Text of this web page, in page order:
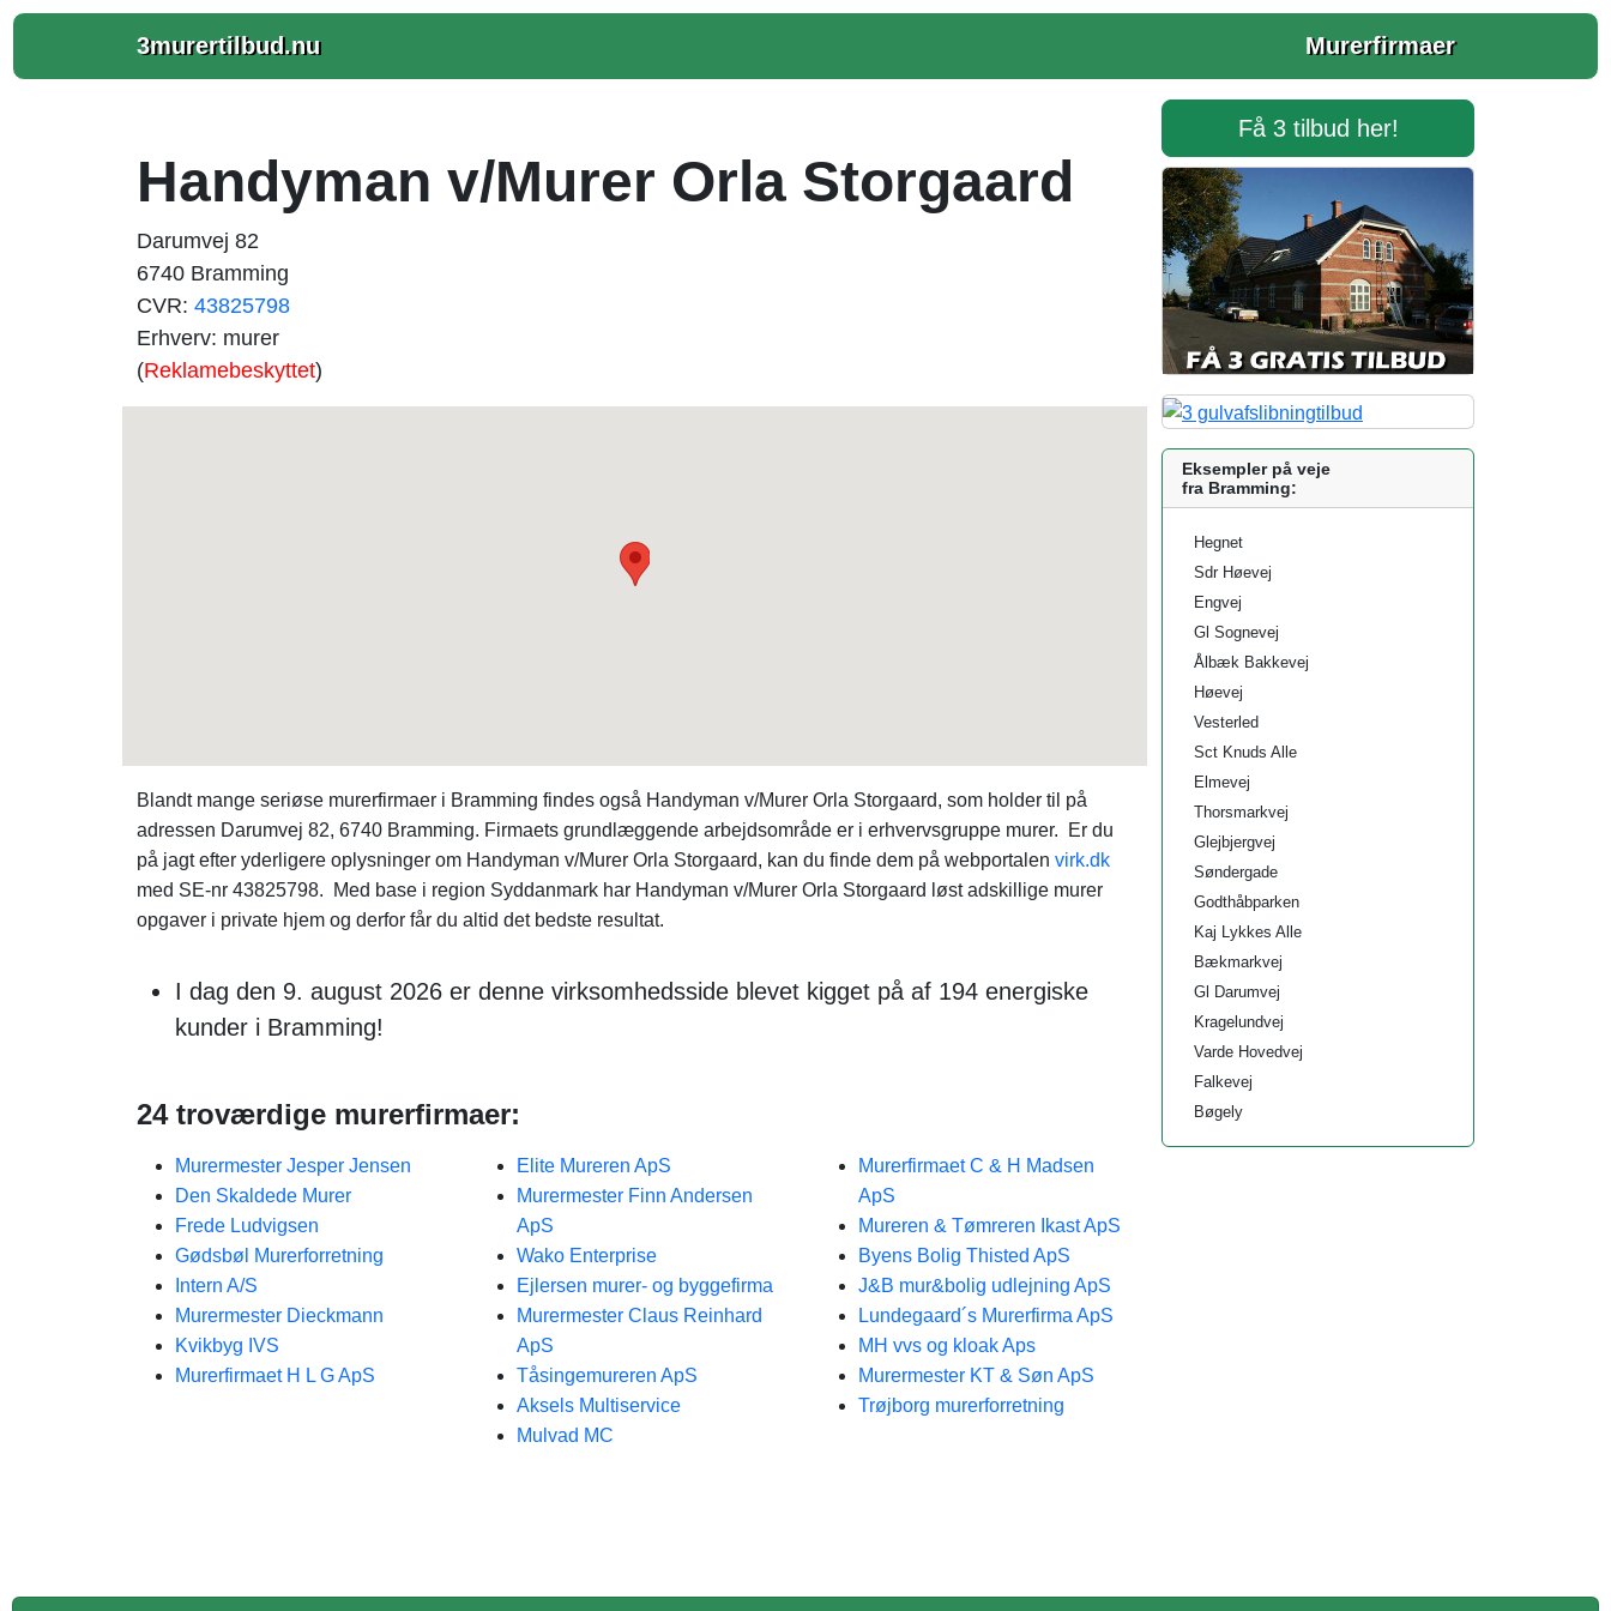
3murertilbud.nu Murerfirmaer
Handyman v/Murer Orla Storgaard
Darumvej 82
6740 Bramming
CVR: 43825798
Erhverv: murer
(Reklamebeskyttet)
Blandt mange seriøse murerfirmaer i Bramming findes også Handyman v/Murer Orla Storgaard, som holder til på
adressen Darumvej 82, 6740 Bramming. Firmaets grundlæggende arbejdsområde er i erhvervsgruppe murer. Er du
på jagt efter yderligere oplysninger om Handyman v/Murer Orla Storgaard, kan du finde dem på webportalen virk.dk
med SE-nr 43825798. Med base i region Syddanmark har Handyman v/Murer Orla Storgaard løst adskillige murer
opgaver i private hjem og derfor får du altid det bedste resultat.
I dag den 9. august 2026 er denne virksomhedsside blevet kigget på af 194 energiske
kunder i Bramming!
24 troværdige murerfirmaer:
Murermester Jesper Jensen
Den Skaldede Murer
Frede Ludvigsen
Gødsbøl Murerforretning
Intern A/S
Murermester Dieckmann
Kvikbyg IVS
Murerfirmaet H L G ApS
Elite Mureren ApS
Murermester Finn Andersen
ApS
Wako Enterprise
Ejlersen murer- og byggefirma
Murermester Claus Reinhard
ApS
Tåsingemureren ApS
Aksels Multiservice
Mulvad MC
Murerfirmaet C & H Madsen
ApS
Mureren & Tømreren Ikast ApS
Byens Bolig Thisted ApS
J&B mur&bolig udlejning ApS
Lundegaard´s Murerfirma ApS
MH vvs og kloak Aps
Murermester KT & Søn ApS
Trøjborg murerforretning
Få 3 tilbud her!
Eksempler på veje
fra Bramming:
Hegnet
Sdr Høevej
Engvej
Gl Sognevej
Ålbæk Bakkevej
Høevej
Vesterled
Sct Knuds Alle
Elmevej
Thorsmarkvej
Glejbjergvej
Søndergade
Godthåbparken
Kaj Lykkes Alle
Bækmarkvej
Gl Darumvej
Kragelundvej
Varde Hovedvej
Falkevej
Bøgely